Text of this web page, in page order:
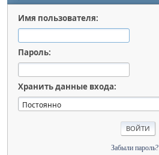
Имя пользователя:
Пароль:
Хранить данные входа:
Забыли пароль?